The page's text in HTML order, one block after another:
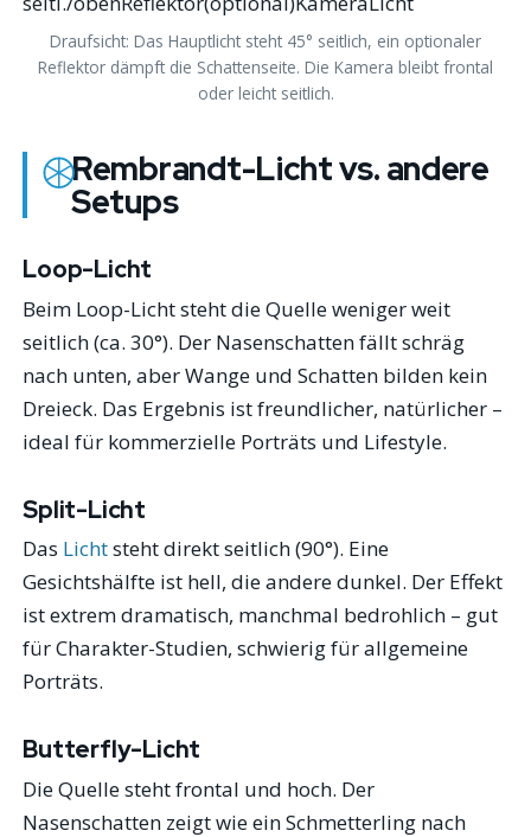
Draufsicht: Das Hauptlicht steht 45° seitlich, ein optionaler
Reflektor dämpft die Schattenseite. Die Kamera bleibt frontal
oder leicht seitlich.
Rembrandt-Licht vs. andere
Setups
Loop-Licht
Beim Loop-Licht steht die Quelle weniger weit
seitlich (ca. 30°). Der Nasenschatten fällt schräg
nach unten, aber Wange und Schatten bilden kein
Dreieck. Das Ergebnis ist freundlicher, natürlicher –
ideal für kommerzielle Porträts und Lifestyle.
Split-Licht
Das Lichtsteht direkt seitlich (90°). Eine
Gesichtshälfte ist hell, die andere dunkel. Der Effekt
ist extrem dramatisch, manchmal bedrohlich – gut
für Charakter-Studien, schwierig für allgemeine
Porträts.
Butterfly-Licht
Die Quelle steht frontal und hoch. Der
Nasenschatten zeigt wie ein Schmetterling nach